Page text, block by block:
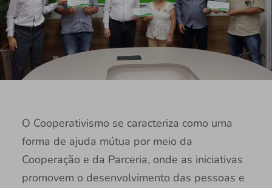
O Cooperativismo se caracteriza como uma
forma de ajuda mútua por meio da
Cooperação e da Parceria, onde as iniciativas
promovem o desenvolvimento das pessoas e